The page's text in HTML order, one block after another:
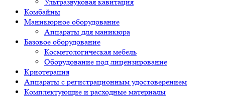
Комбайны
Маникюрное оборудование
Аппараты для маникюра
Базовое оборудование
Косметологическая мебель
Оборудование под лицензирование
Криотерапия
Аппараты c регистрационным удостоверением
Комплектующие и расходные материалы